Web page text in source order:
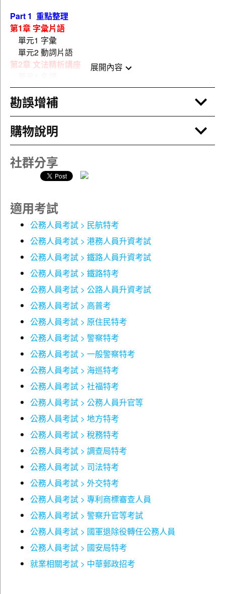
閱。
同義字或近義字清楚標示補充，讓您以一化三，字彙
功力大躍進。
收錄片語皆為熱門且實用等級，不僅要知道是什麼意
思，還要知道怎麼用。
了多達上百條重點提示，將容易混淆的動詞時態、介
系詞、關係詞、語氣等文法考點分門別類，以最清晰
的方式呈現於讀者面前，讀完後保證揮別靠語感瞎猜
的日子。
題型解析
困難題型，並提供範例一步步拆解，讓讀者能以最迅
速的方式準確答題，不致手忙腳亂。
點驗收，語意轉折與上下文脈絡皆為考點大宗，本單
元同樣附有詳盡的作答技巧與準備方法，破除一般的
解題迷思。
歷屆試題與解析
完錄108～113年歷屆試題，題題均附上詳盡且精準
的解析，豐富程度為市面絕無僅有，一有疑問即可迅
速查閱並立即獲得解答。
因篇幅所限，108～110年試題收錄於本書線上VIP專
區。
【本書架構】
Part1重點整理
第一章 字彙片語：包括精選熱門常考字彙與動詞片
語，並附有隨堂測驗例題。
第二章 文法精析講座：分門別類將文法概念劃分為
18個命題重點單元。
Part2題型解析
常見題型說明：包括克漏字與閱讀測驗，讀者雖然較
常接觸，但容易因答題速度或緊張等原因，而在此失
去大量分數，應多加注意。
進階題型說明：包括單句釋義與篇章結構，這類題型
在其他國家考試較不多見，建議讀者應仔細閱讀並勤
於練習，才能掌握關鍵致勝分數。
Part3歷屆試題與解析
歷屆試題：完整收錄了近年國家考試試題給各位讀
者，讓讀者省去收集各類試題的時間。
詳盡解析：試題內提供詳細的解析，可讓讀者釐清重
要概念，並掌握近年出題趨勢！
Part4歷年熱門單字片語表
熱門單字表：單字表中輔以近義字／相關字，把意思
Part 1 重點整理
第1章 字彙片語
單元1 字彙
單元2 動詞片語
第2章 文法精析講座
單元2 代名詞
單元3 冠詞
單元5 副詞
單元6 連接詞
單元7 介系詞
單元8 助動詞
單元9 動名詞
單元12 關係詞
單元13 時式
單元15 被動語態
單元16 疑問句、附加問句與倒裝句
單元17 主詞與動詞一致
Part 2 題型解析
第1章 題型分析與範例
單元2 閱讀測驗
第2章 單句釋義
第3章 篇章結構
Part 3 歷屆試題與解析
◎因篇幅所限，108 ～ 110 年試題收錄於本書線上 VIP 專
員（三等／高員三級）考試「英文」試題
111 年特種考試交通事業鐵路人員（員級）考試「英文」
試題
111 年公務人員普通考試「英文」試題
111 年特種考試地方政府公務人員（三等）考試「英文」
試題
試題
112 年公務人員一般警察人員、特種考試交通事業鐵路人
員（三等／高員三級）考試「英文」試題
展開內容
勘誤增補
購物說明
社群分享
適用考試
公務人員考試 > 民航特考
公務人員考試 > 港務人員升資考試
公務人員考試 > 鐵路人員升資考試
公務人員考試 > 鐵路特考
公務人員考試 > 公路人員升資考試
公務人員考試 > 高普考
公務人員考試 > 原住民特考
公務人員考試 > 警察特考
公務人員考試 > 一般警察特考
公務人員考試 > 海巡特考
公務人員考試 > 社福特考
公務人員考試 > 公務人員升官等
公務人員考試 > 地方特考
公務人員考試 > 稅務特考
公務人員考試 > 調查局特考
公務人員考試 > 司法特考
公務人員考試 > 外交特考
公務人員考試 > 專利商標審查人員
公務人員考試 > 警察升官等考試
公務人員考試 > 國軍退除役轉任公務人員
公務人員考試 > 國安局特考
就業相關考試 > 中華郵政招考